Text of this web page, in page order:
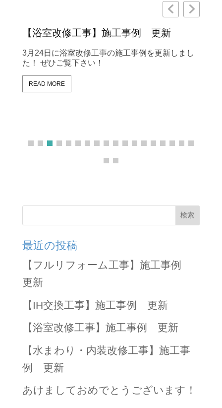
【浴室改修工事】施工事例 更新
3月24日に浴室改修工事の施工事例を更新しまし
た！ ぜひご覧下さい！
READ MORE
検索
最近の投稿
【フルリフォーム工事】施工事例
更新
【IH交換工事】施工事例 更新
【浴室改修工事】施工事例 更新
【水まわり・内装改修工事】施工事
例 更新
あけましておめでとうございます！